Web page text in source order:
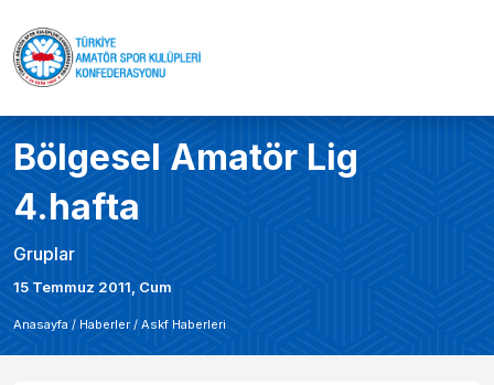
Bölgesel Amatör Lig
4.hafta
Gruplar
15 Temmuz 2011, Cum
Anasayfa / Haberler / Askf Haberleri